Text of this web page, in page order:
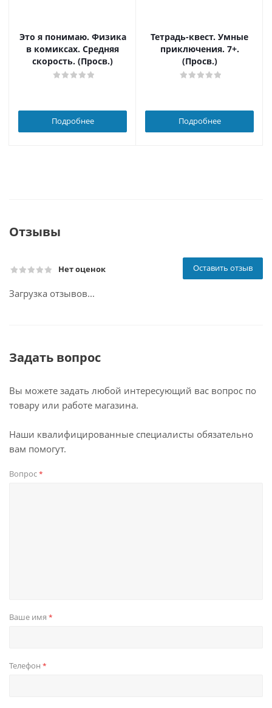
Это я понимаю. Физика
в комиксах. Средняя
скорость. (Просв.)
Подробнее
Тетрадь-квест. Умные
приключения. 7+.
(Просв.)
Подробнее
Отзывы
Нет оценок Оставить отзыв
Загрузка отзывов...
Задать вопрос
Вы можете задать любой интересующий вас вопрос по
товару или работе магазина.
Наши квалифицированные специалисты обязательно
вам помогут.
Вопрос*
Ваше имя *
Телефон *